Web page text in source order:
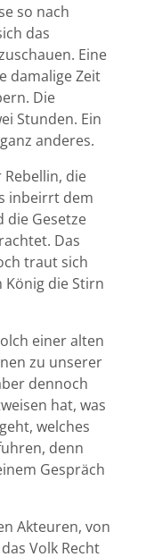
so nach
das
Eine
damalige Zeit
Die
Stunden. Ein
anderes.
die
inbeirrt dem
die Gesetze
Das
traut sich
König die Stirn
einer alten
zu unserer
dennoch
hat, was
welches
denn
Gespräch
Akteuren, von
Volk Recht